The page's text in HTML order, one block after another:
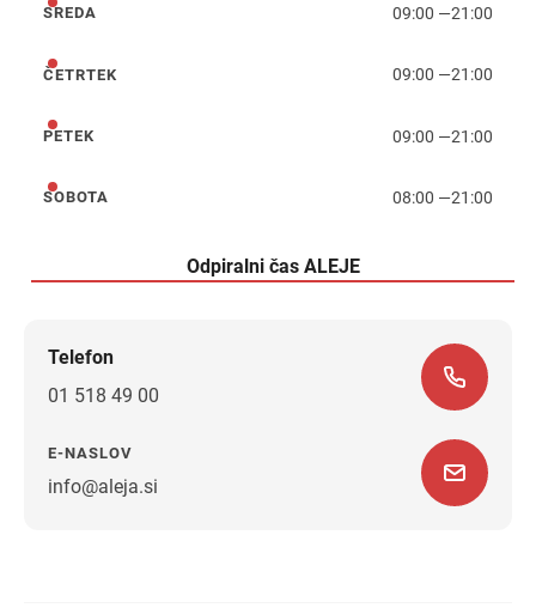
sreda
SREDA 09:00 —21:00
četrtek
ČETRTEK 09:00 —21:00
petek
PETEK 09:00 —21:00
sobota
SOBOTA 08:00 —21:00
Odpiralni čas ALEJE
Telefon
01 518 49 00
E-NASLOV
info@aleja.si